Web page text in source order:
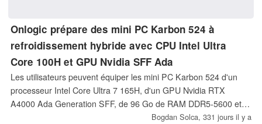
Onlogic prépare des mini PC Karbon 524 à
refroidissement hybride avec CPU Intel Ultra
Core 100H et GPU Nvidia SFF Ada
Les utilisateurs peuvent équiper les mini PC Karbon 524 d'un
processeur Intel Core Ultra 7 165H, d'un GPU Nvidia RTX
A4000 Ada Generation SFF, de 96 Go de RAM DDR5-5600 et
d'un stockage SSD PCIe 4.0 de 8 To. La sélection de ports
Bogdan Solca, 331 jours il y a